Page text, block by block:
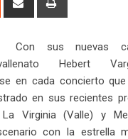
Con sus nuevas
Hebert
en cada concierto
en sus recientes
Virginia (Valle) y
con la estrella